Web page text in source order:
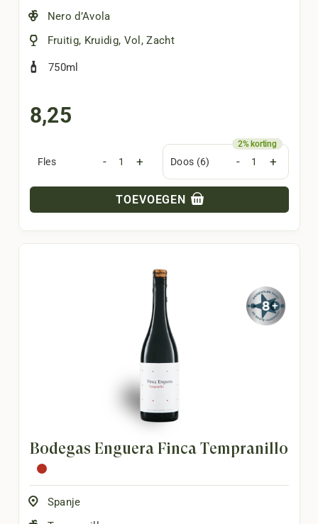
Nero d’Avola
Fruitig, Kruidig, Vol ,Zacht
750ml
8,25
Fles - + Doos (6) - +
TOEVOEGEN
Bodegas Enguera Finca Tempranillo
Spanje